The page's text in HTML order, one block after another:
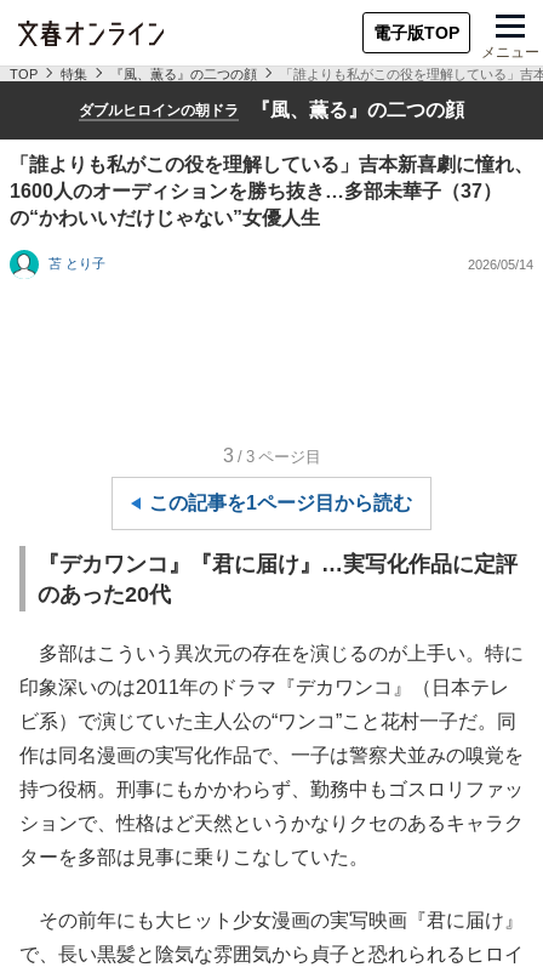
電子版TOP
メニュー
TOP 特集 『風、薫る』の二つの顔 「誰よりも私がこの役を理解している」
ダブルヒロインの朝ドラ 『風、薫る』の二つの顔
「誰よりも私がこの役を理解している」吉本新喜劇に憧れ、
1600人のオーディションを勝ち抜き…多部未華子（37）
の“かわいいだけじゃない”女優人生
苫 とり子 2026/05/14
3 /3 ページ目
この記事を1ページ目から読む
『デカワンコ』『君に届け』…実写化作品に定評
のあった20代
多部はこういう異次元の存在を演じるのが上手い。特に
印象深いのは2011年のドラマ『デカワンコ』（日本テレ
ビ系）で演じていた主人公の“ワンコ”こと花村一子だ。同
作は同名漫画の実写化作品で、一子は警察犬並みの嗅覚を
持つ役柄。刑事にもかかわらず、勤務中もゴスロリファッ
ションで、性格はど天然というかなりクセのあるキャラク
ターを多部は見事に乗りこなしていた。
その前年にも大ヒット少女漫画の実写映画『君に届け』
で、長い黒髪と陰気な雰囲気から貞子と恐れられるヒロイ